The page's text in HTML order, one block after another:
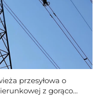
przesyłowa o
z gorąco